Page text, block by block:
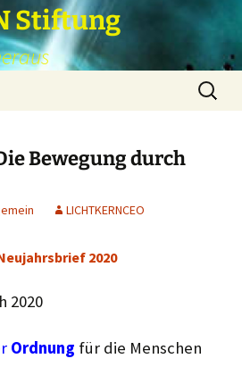
Stiftung
Suchen
nach:
Bewegung durch
LICHTKERNCEO
2020
2020
Ordnung für die Menschen